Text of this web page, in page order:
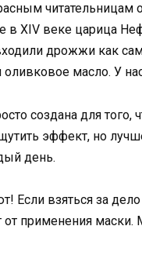
читательницам
в ХIV веке царица
дрожжи как
оливковое масло. У
создана для того,
эффект, но
день.
Если взяться за
от применения